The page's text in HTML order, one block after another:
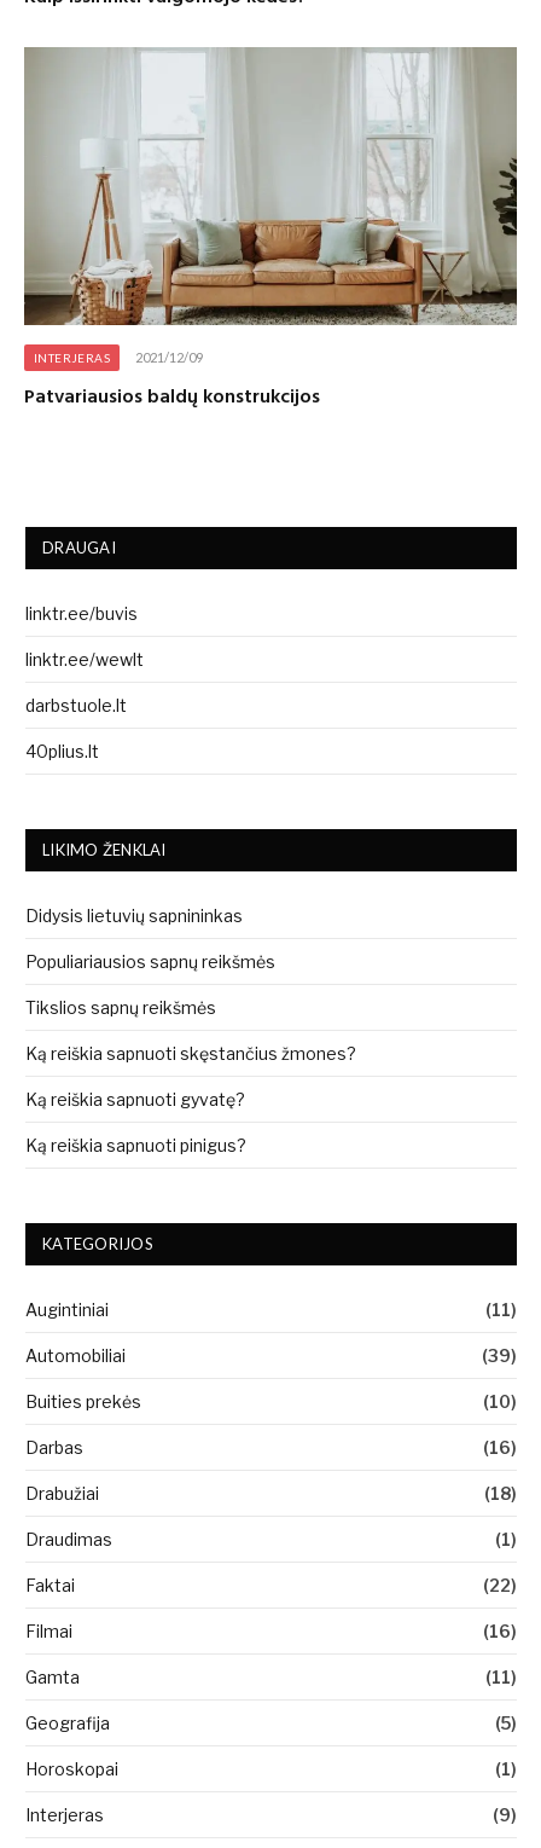
INTERJERAS 2021/12/09
Patvariausios baldų konstrukcijos
DRAUGAI
linktr.ee/buvis
linktr.ee/wewlt
darbstuole.lt
40plius.lt
LIKIMO ŽENKLAI
Didysis lietuvių sapnininkas
Populiariausios sapnų reikšmės
Tikslios sapnų reikšmės
Ką reiškia sapnuoti skęstančius žmones?
Ką reiškia sapnuoti gyvatę?
Ką reiškia sapnuoti pinigus?
KATEGORIJOS
Augintiniai (11)
Automobiliai (39)
Buities prekės (10)
Darbas (16)
Drabužiai (18)
Draudimas (1)
Faktai (22)
Filmai (16)
Gamta (11)
Geografija (5)
Horoskopai (1)
Interjeras (9)